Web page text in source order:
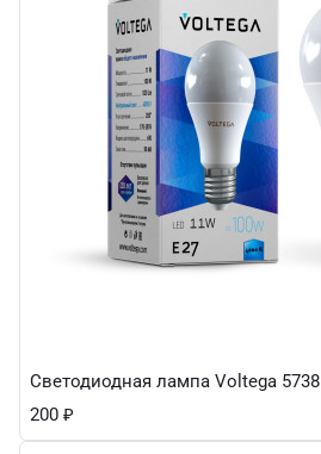
Светодиодная лампа Voltega 5738
200 ₽